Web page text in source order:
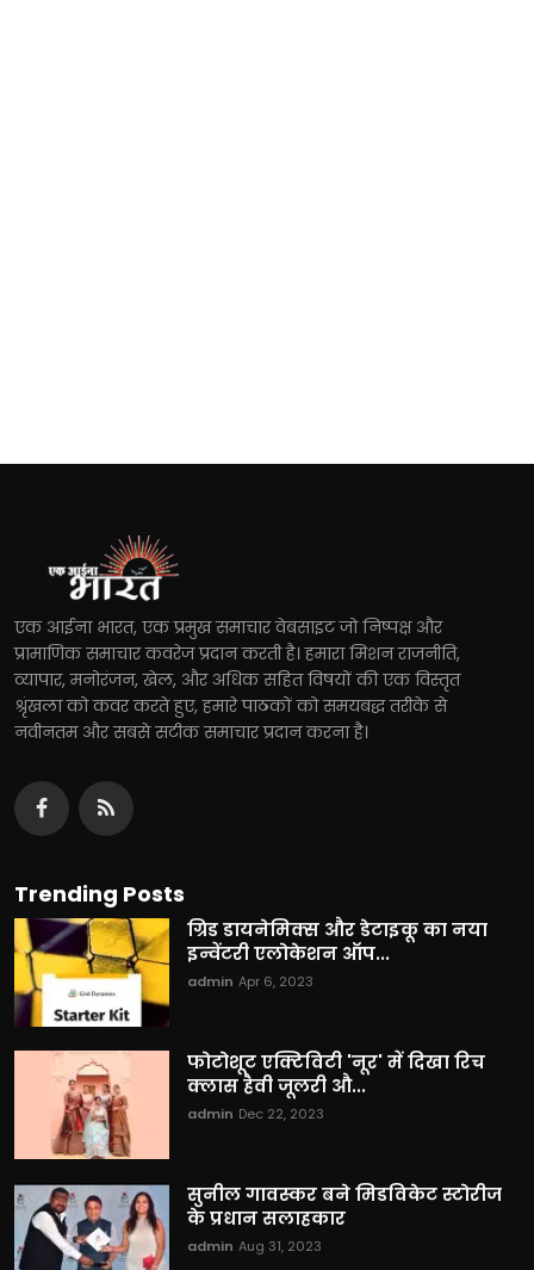
एक आईना भारत, एक प्रमुख समाचार वेबसाइट जो निष्पक्ष और
प्रामाणिक समाचार कवरेज प्रदान करती है। हमारा मिशन राजनीति,
व्यापार, मनोरंजन, खेल, और अधिक सहित विषयों की एक विस्तृत
श्रृंखला को कवर करते हुए, हमारे पाठकों को समयबद्ध तरीके से
नवीनतम और सबसे सटीक समाचार प्रदान करना है।
Trending Posts
ग्रिड डायनेमिक्स और डेटाइकू का नया
इन्वेंटरी एलोकेशन ऑप...
admin Apr 6, 2023
फोटोशूट एक्टिविटी 'नूर' में दिखा रिच
क्लास हैवी जूलरी औ...
admin Dec 22, 2023
सुनील गावस्कर बने मिडविकेट स्टोरीज
के प्रधान सलाहकार
admin Aug 31, 2023